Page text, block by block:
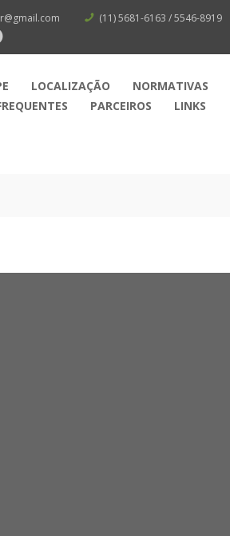
(11) 5681-6163 / 5546-8919
LOCALIZAÇÃO
NORMATIVAS
PARCEIROS
LINKS